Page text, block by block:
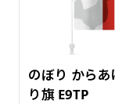
のぼり からあ
り旗 E9TP